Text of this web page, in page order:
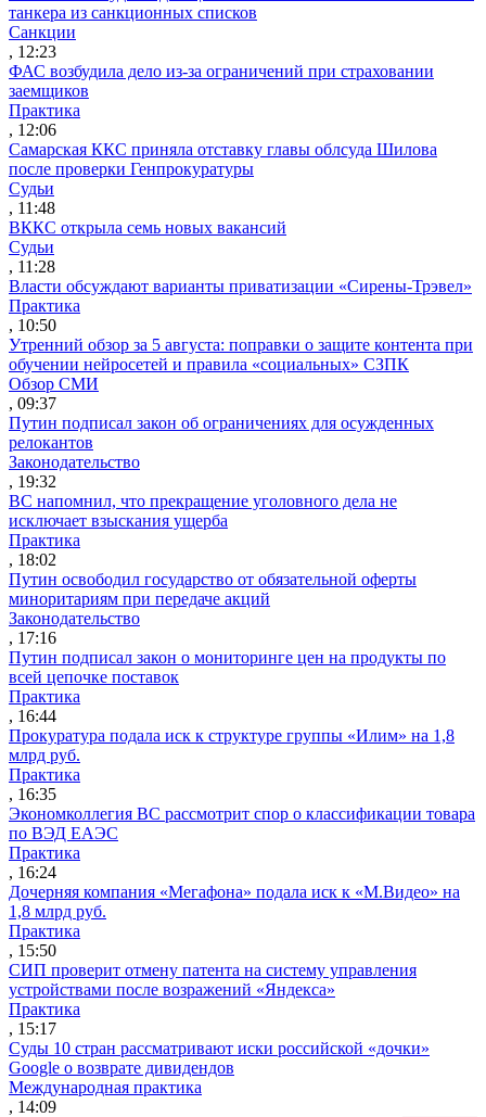
танкера из санкционных списков
Санкции
, 12:23
ФАС возбудила дело из-за ограничений при страховании
заемщиков
Практика
, 12:06
Самарская ККС приняла отставку главы облсуда Шилова
после проверки Генпрокуратуры
Судьи
, 11:48
ВККС открыла семь новых вакансий
Судьи
, 11:28
Власти обсуждают варианты приватизации «Сирены-Трэвел»
Практика
, 10:50
Утренний обзор за 5 августа: поправки о защите контента при
обучении нейросетей и правила «социальных» СЗПК
Обзор СМИ
, 09:37
Путин подписал закон об ограничениях для осужденных
релокантов
Законодательство
, 19:32
ВС напомнил, что прекращение уголовного дела не
исключает взыскания ущерба
Практика
, 18:02
Путин освободил государство от обязательной оферты
миноритариям при передаче акций
Законодательство
, 17:16
Путин подписал закон о мониторинге цен на продукты по
всей цепочке поставок
Практика
, 16:44
Прокуратура подала иск к структуре группы «Илим» на 1,8
млрд руб.
Практика
, 16:35
Экономколлегия ВС рассмотрит спор о классификации товара
по ВЭД ЕАЭС
Практика
, 16:24
Дочерняя компания «Мегафона» подала иск к «М.Видео» на
1,8 млрд руб.
Практика
, 15:50
СИП проверит отмену патента на систему управления
устройствами после возражений «Яндекса»
Практика
, 15:17
Суды 10 стран рассматривают иски российской «дочки»
Google о возврате дивидендов
Международная практика
, 14:09